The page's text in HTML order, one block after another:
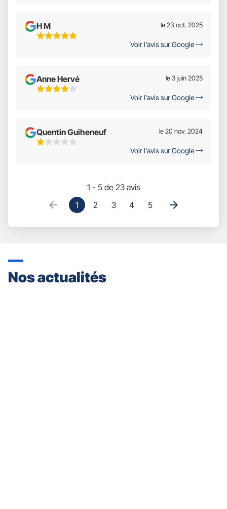
H M
5
le 23 oct. 2025
Voir l'avis sur Google
Anne Hervé
4
le 3 juin 2025
Voir l'avis sur Google
Quentin Guiheneuf
1
le 20 nov. 2024
Voir l'avis sur Google
1 - 5 de 23 avis
1
2 3 4 5
Nos actualités